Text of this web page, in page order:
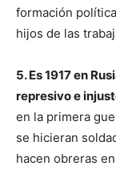
formación
hijos de las
5. Es 1917 en
represivo e
en la primera
se hicieran
hacen obreras